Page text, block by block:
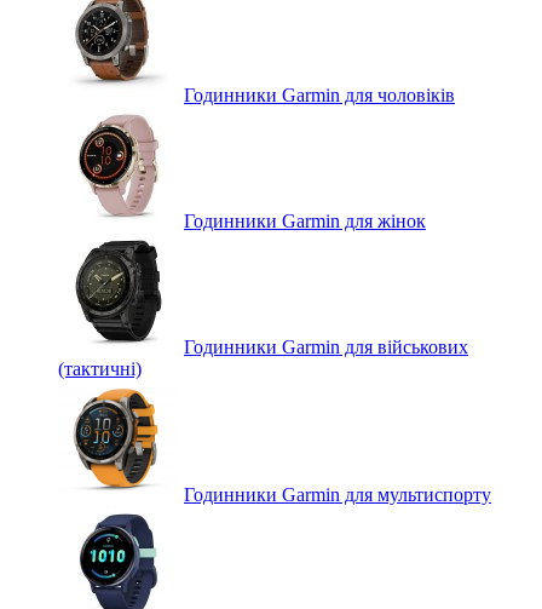
Годинники Garmin для чоловіків
Годинники Garmin для жінок
Годинники Garmin для військових
(тактичні)
Годинники Garmin для мультиспорту